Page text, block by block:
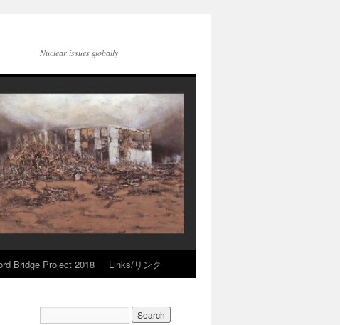
Nuclear issues globally
Bridge Project 2018 Links/リンク